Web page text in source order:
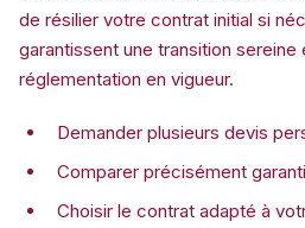
de résilier votre contrat initial si
garantissent une transition sereine
réglementation en vigueur.
Demander plusieurs devis
Comparer précisément
Choisir le contrat adapté à